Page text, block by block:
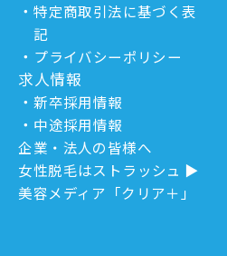
特定商取引法に基づく表
記
プライバシーポリシー
求人情報
新卒採用情報
中途採用情報
企業・法人の皆様へ
女性脱毛はストラッシュ
美容メディア「クリア＋」